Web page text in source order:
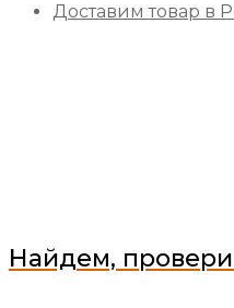
Доставим товар в
Найдем,